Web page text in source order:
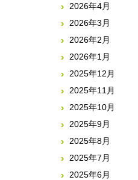
2026年4月
2026年3月
2026年2月
2026年1月
2025年12月
2025年11月
2025年10月
2025年9月
2025年8月
2025年7月
2025年6月